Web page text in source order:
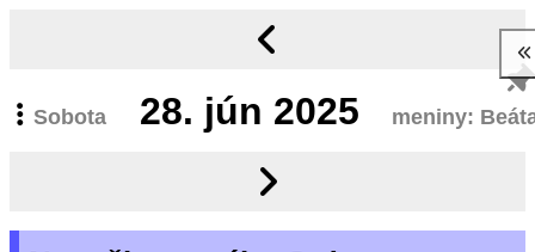
Sobota 28. jún 2025 meniny: